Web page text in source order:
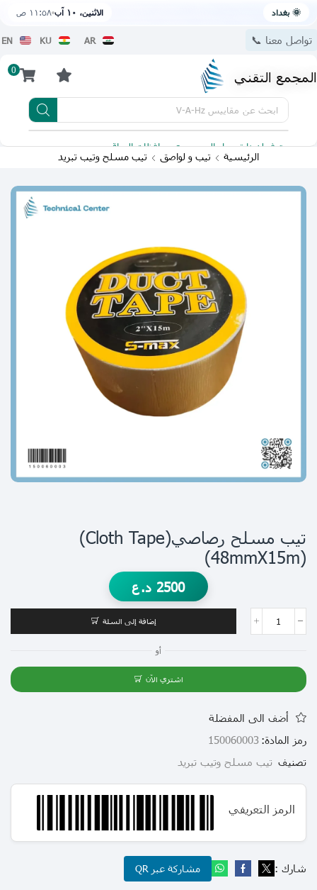
🌞 بغداد الاثنين، ١٠ آب ١١:٥٨ ص
تواصل معنا 📞 AR
KU
EN
المجمع التقني 0
ابحث عن مقاييس V-A-Hz
يتوفر لدينا توصيل الى جميع محافظات العراق
الرئيسية تيب و لواصق تيب مسلح وتيب تبريد
تيب مسلح رصاصي(cloth Tape)
(48mmX15m)
2500 د.ع
إضافة إلى السلة
أو
اشتري الآن
أضف الى المفضلة
رمز المادة: 150060003
تصنيف تيب مسلح وتيب تبريد
الرمز التعريفي
شارك : مشاركة عبر QR